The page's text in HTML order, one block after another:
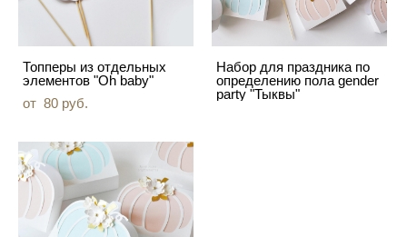
Топперы из отдельных
элементов "Oh baby"
от 80 pуб.
Набор для праздника по
определению пола gender
party "Тыквы"